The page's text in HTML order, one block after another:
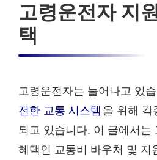
고령운전자 지
택
고령운전자는 늘어나고 있
전한 교통 시스템 을 위해 각
되고 있습니다. 이 글에서는
혜택인 교통비 바우처 및 지